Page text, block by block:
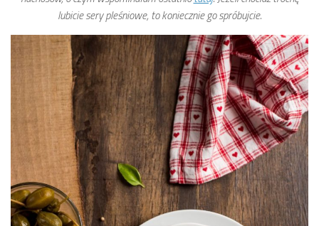
lubicie sery pleśniowe, to koniecznie go spróbujcie.